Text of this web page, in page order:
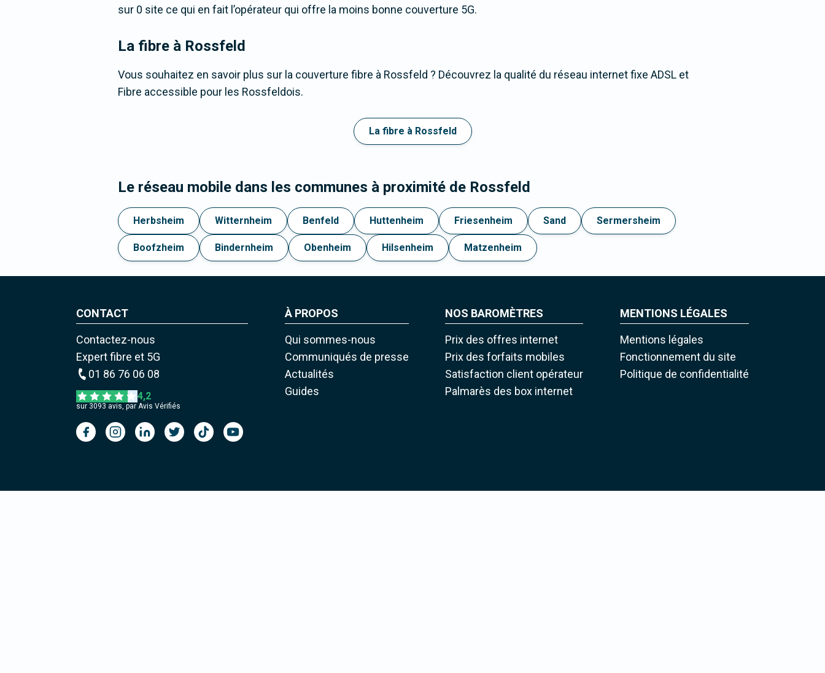
sur 0 site ce qui en fait l’opérateur qui offre la moins bonne couverture 5G.
La fibre à Rossfeld
Vous souhaitez en savoir plus sur la couverture fibre à Rossfeld ? Découvrez la qualité du réseau internet fixe ADSL et
Fibre accessible pour les Rossfeldois.
La fibre à Rossfeld
Le réseau mobile dans les communes à proximité de Rossfeld
Herbsheim Witternheim Benfeld Huttenheim Friesenheim Sand Sermersheim
Boofzheim Bindernheim Obenheim Hilsenheim Matzenheim
CONTACT
Contactez-nous
Expert fibre et 5G
01 86 76 06 08
4,2
sur 3093 avis, par Avis Vérifiés
À PROPOS
Qui sommes-nous
Communiqués de presse
Actualités
Guides
NOS BAROMÈTRES
Prix des offres internet
Prix des forfaits mobiles
Satisfaction client opérateur
Palmarès des box internet
MENTIONS LÉGALES
Mentions légales
Fonctionnement du site
Politique de confidentialité